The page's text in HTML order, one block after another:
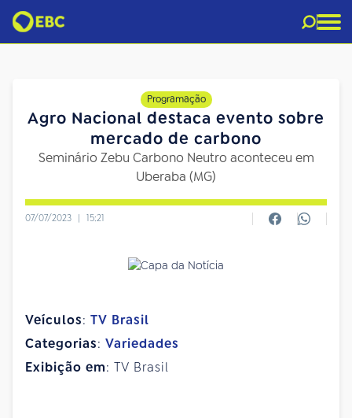
Programação
Agro Nacional destaca evento sobre
mercado de carbono
Seminário Zebu Carbono Neutro aconteceu em
Uberaba (MG)
07/07/2023 | 15:21
Veículos: TV Brasil
Categorias: Variedades
Exibição em: TV Brasil